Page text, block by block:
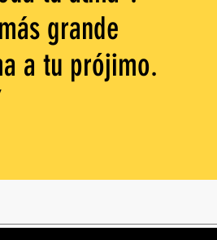
grande
a tu prójimo.